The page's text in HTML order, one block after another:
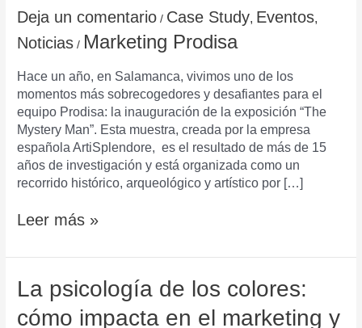
Deja un comentario / Case Study, Eventos,
Noticias / Marketing Prodisa
Hace un año, en Salamanca, vivimos uno de los
momentos más sobrecogedores y desafiantes para el
equipo Prodisa: la inauguración de la exposición “The
Mystery Man”. Esta muestra, creada por la empresa
española ArtiSplendore, es el resultado de más de 15
años de investigación y está organizada como un
recorrido histórico, arqueológico y artístico por […]
enigma:
The
Man
Leer más »
La psicología de los colores:
cómo impacta en el marketing y
La
psicología
de